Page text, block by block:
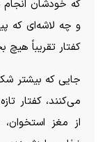
که خودشان
و چه لاشه‌ای که
کفتار تقریباً
جایی که بیشتر
می‌کنند، کفتار
از مغز